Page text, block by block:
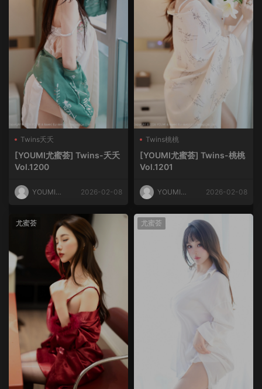
Twins夭夭
[YOUMI尤蜜荟] Twins-夭夭
Vol.1200
YOUMI尤
2026-02-08
Twins桃桃
[YOUMI尤蜜荟] Twins-桃桃
Vol.1201
YOUMI尤
2026-02-08
尤蜜荟 尤蜜荟